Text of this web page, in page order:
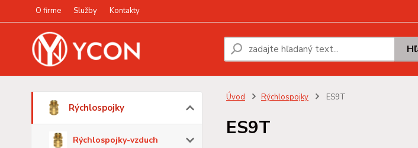
O firme Služby Kontakty
Rýchlospojky
Rýchlospojky-vzduch
Úvod Rýchlospojky ES9T
ES9T